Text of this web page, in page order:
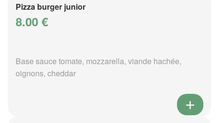
Pizza burger junior
8.00 €
Base sauce tomate, mozzarella, viande hachée,
oignons, cheddar